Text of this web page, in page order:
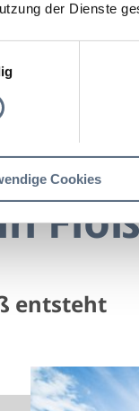
der Dienste
Cookies
entsteht